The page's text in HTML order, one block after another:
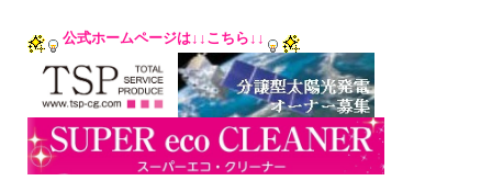
公式ホームページは↓↓こちら↓↓